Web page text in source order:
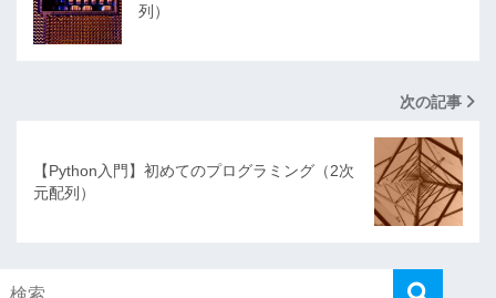
列）
次の記事
【Python入門】初めてのプログラミング（2次
元配列）